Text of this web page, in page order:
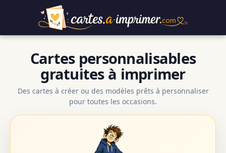
Cartes personnalisables
gratuites à imprimer
Des cartes à créer ou des modèles prêts à personnaliser
pour toutes les occasions.